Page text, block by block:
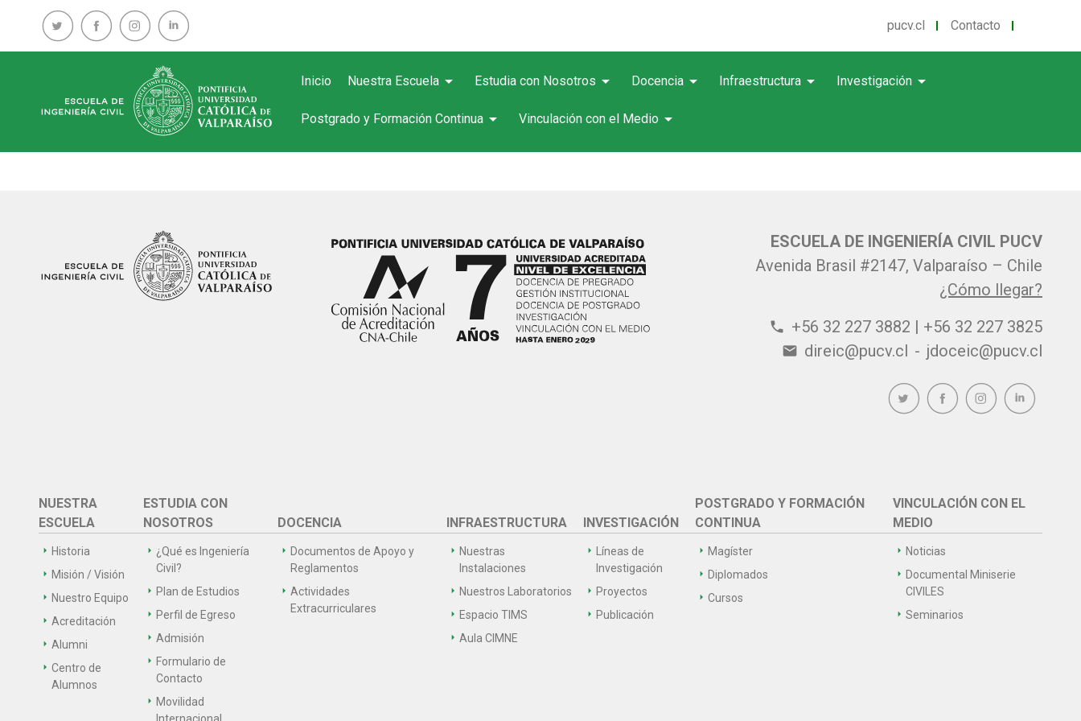
pucv.cl Contacto
Inicio Nuestra Escuela arrow_drop_down Estudia con Nosotros arrow_drop_down Docencia arrow_drop_down Infraestructura arrow_drop_down Investigación arrow_drop_down
Postgrado y Formación Continua arrow_drop_down Vinculación con el Medio arrow_drop_down
ESCUELA DE INGENIERÍA CIVIL PUCV
Avenida Brasil #2147, Valparaíso – Chile
¿Cómo llegar?
phone +56 32 227 3882 | +56 32 227 3825
email direic@pucv.cl - jdoceic@pucv.cl
NUESTRA
ESCUELA
Historia
Misión / Visión
Nuestro Equipo
Acreditación
Alumni
Centro de
Alumnos
ESTUDIA CON
NOSOTROS
¿Qué es Ingeniería
Civil?
Plan de Estudios
Perfil de Egreso
Admisión
Formulario de
Contacto
Movilidad
DOCENCIA
Documentos de Apoyo y
Reglamentos
Actividades
Extracurriculares
INFRAESTRUCTURA
Nuestras
Instalaciones
Nuestros Laboratorios
Espacio TIMS
Aula CIMNE
INVESTIGACIÓN
Líneas de
Investigación
Proyectos
Publicación
POSTGRADO Y FORMACIÓN
CONTINUA
Magíster
Diplomados
Cursos
VINCULACIÓN CON EL
MEDIO
Noticias
Documental Miniserie
CIVILES
Seminarios